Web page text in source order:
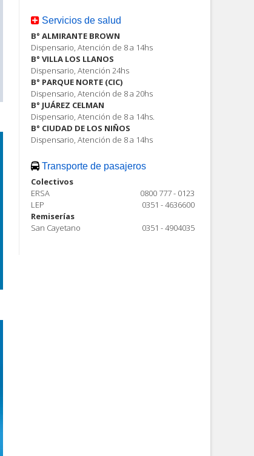
Servicios de salud
B° ALMIRANTE BROWN
Dispensario, Atención de 8 a 14hs
B° VILLA LOS LLANOS
Dispensario, Atención 24hs
B° PARQUE NORTE (CIC)
Dispensario, Atención de 8 a 20hs
B° JUÁREZ CELMAN
Dispensario, Atención de 8 a 14hs.
B° CIUDAD DE LOS NIÑOS
Dispensario, Atención de 8 a 14hs
Transporte de pasajeros
Colectivos
ERSA
0800 777 - 0123
LEP
0351 - 4636600
Remiserías
San Cayetano
0351 - 4904035